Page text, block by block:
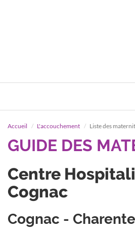
Accueil L'accouchement Liste des
GUIDE DES
Centre
Cognac
Cognac -